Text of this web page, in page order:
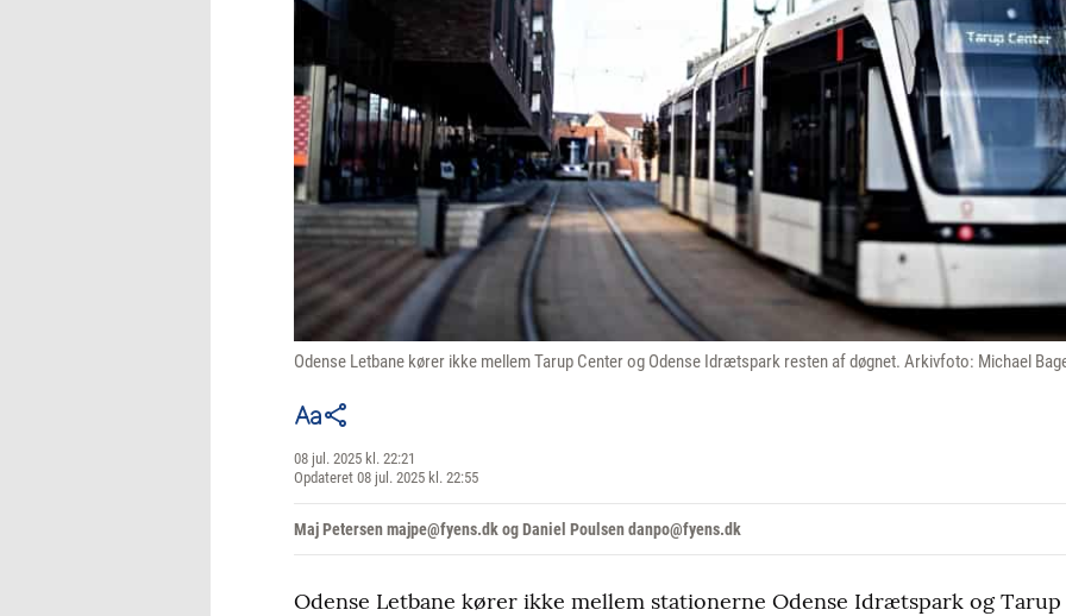
Odense Letbane kører ikke mellem Tarup Center og Odense Idrætspark resten af døgnet. Arkivfoto: Michael
08 jul. 2025 kl. 22:21
Opdateret 08 jul. 2025 kl. 22:55
Maj Petersen majpe@fyens.dk og Daniel Poulsen danpo@fyens.dk
Odense Letbane kører ikke mellem stationerne Odense Idrætspark og Tarup